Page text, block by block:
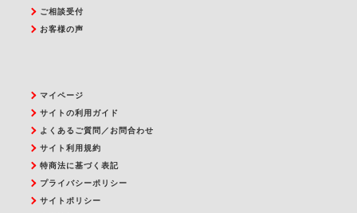
ご相談受付
お客様の声
マイページ
サイトの利用ガイド
よくあるご質問／お問合わせ
サイト利用規約
特商法に基づく表記
プライバシーポリシー
サイトポリシー